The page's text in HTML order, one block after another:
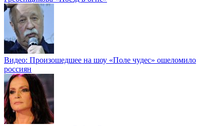
Видео: Произошедшее на шоу «Поле чудес» ошеломило
россиян